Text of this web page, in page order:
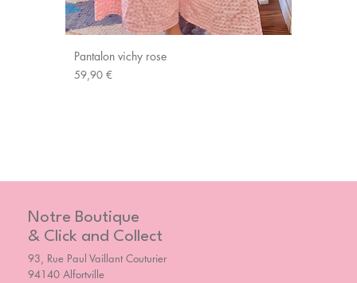
Pantalon vichy rose
Prix
59,90 €
Notre Boutique
& Click and Collect
93, Rue Paul Vaillant Couturier
94140 Alfortville